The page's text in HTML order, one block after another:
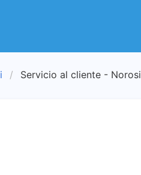
Servicio al cliente - Norosi